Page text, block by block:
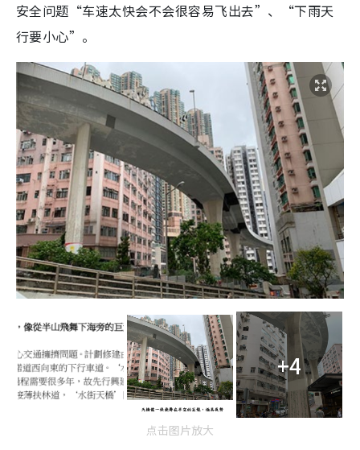
安全问题“车速太快会不会很容易飞出去”、“下雨天
行要小心”。
+4
点击图片放大